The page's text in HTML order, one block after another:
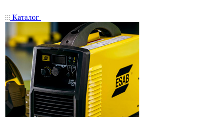
Каталог